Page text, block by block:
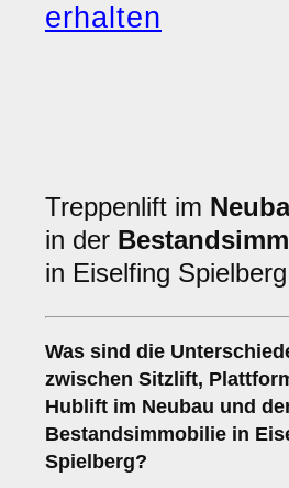
erhalten
Treppenlift im
in der
in Eiselfing Spielberg
Was sind die
zwischen Sitzlift,
Hublift im Neubau und
Bestandsimmobilie in
Spielberg?